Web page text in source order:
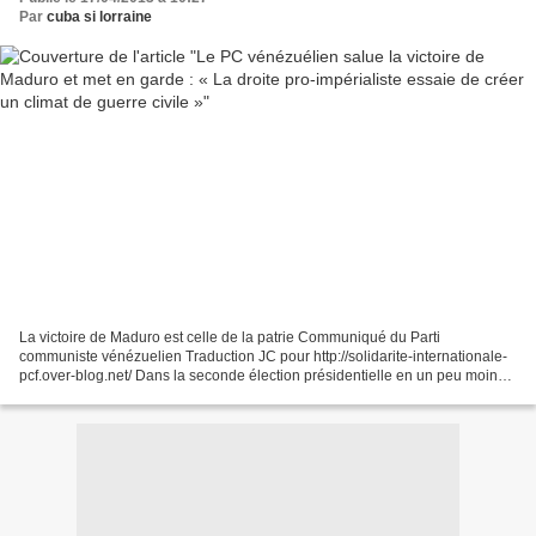
Par cuba si lorraine
La victoire de Maduro est celle de la patrie Communiqué du Parti
communiste vénézuelien Traduction JC pour http://solidarite-internationale-
pcf.over-blog.net/ Dans la seconde élection présidentielle en un peu moins